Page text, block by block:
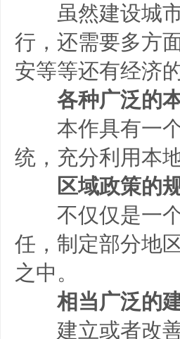
虽然建设城市
行，还需要多方
安等等还有经济
各种广泛的
本作具有一个
统，充分利用本
区域政策的
不仅仅是一个
任，制定部分地
之中。
相当广泛的
建立或者改善